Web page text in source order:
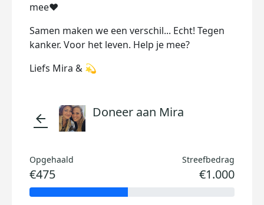
mee❤️
Samen maken we een verschil... Echt! Tegen
kanker. Voor het leven. Help je mee?
Liefs Mira & 💫
arrow_back Doneer aan Mira
Opgehaald
€475
Streefbedrag
€1.000